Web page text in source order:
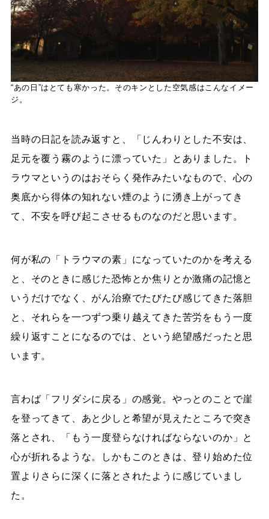
“あの日”はとても寒かった。そのキンとした空気感はこんなイメー
ジ。
当時の日記を読み返すと、「じんわりとした不安は、
足元を覆う霧のように漂っていた」とありました。ト
ラウマというのはおそらく発作みたいなもので、心の
奥底から得体の知れない煙のように湧き上がってき
て、不安を呼び起こさせるものなのだと思います。
何が私の「トラウマの素」になっていたのかを考える
と、そのときに感じた恐怖とか焦りとか激痛の記憶と
いうだけでなく、がん治療でたびたび感じてきた落胆
と、それらを一つずつ乗り越えてきた苦労をもう一度
繰り返すことになるのでは、という絶望感だったと思
います。
言わば「フリダシに戻る」の感覚。やっとのことで崖
を登ってきて、あと少しと希望が見えたところで突き
落とされ、「もう一度登らなければならないのか」と
心が折れるような。しかもこのときは、登り始めた位
置よりさらに深くに落とされたように感じていまし
た。